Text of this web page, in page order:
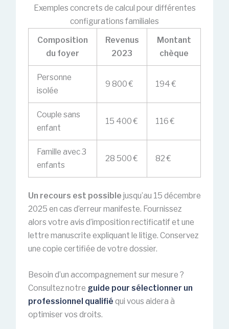
Exemples concrets de calcul pour différentes
configurations familiales
Composition
du foyer
Revenus
2023
Montant
chèque
Personne
isolée
9 800 € 194 €
Couple sans
enfant
15 400 € 116 €
Famille avec 3
enfants
28 500 € 82 €
Un recours est possible jusqu’au 15 décembre
2025 en cas d’erreur manifeste. Fournissez
alors votre avis d’imposition rectificatif et une
lettre manuscrite expliquant le litige. Conservez
une copie certifiée de votre dossier.
Besoin d’un accompagnement sur mesure ?
Consultez notre guide pour sélectionner un
professionnel qualifié qui vous aidera à
optimiser vos droits.